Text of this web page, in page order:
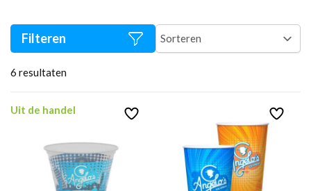
6 resultaten
Filteren
Uit de handel